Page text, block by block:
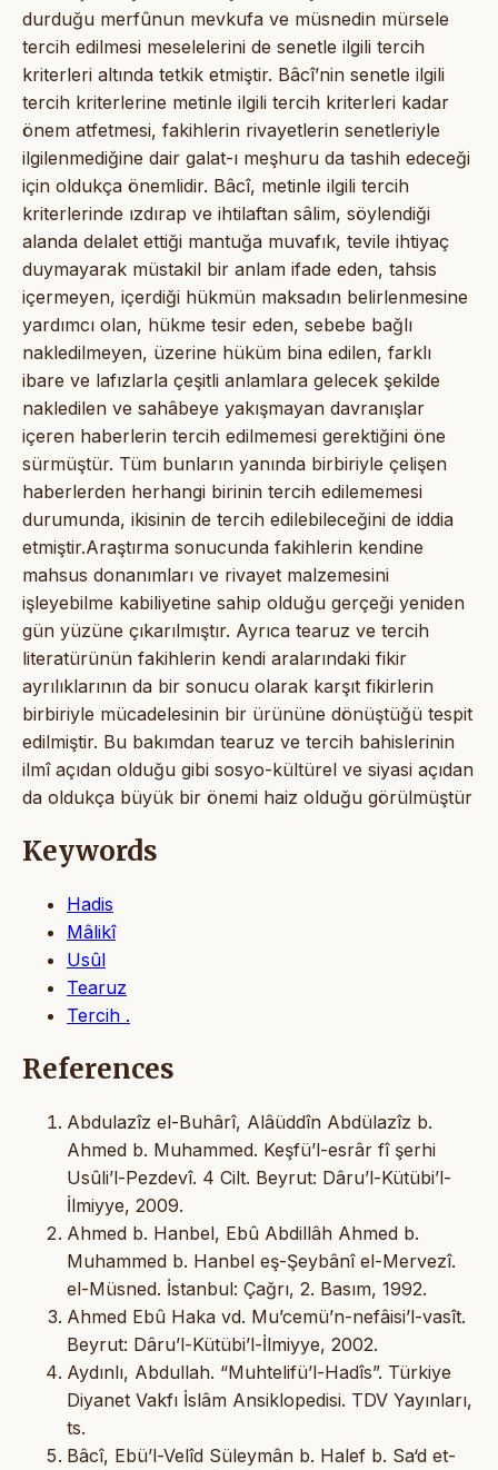
durduğu merfûnun mevkufa ve müsnedin mürsele
tercih edilmesi meselelerini de senetle ilgili tercih
kriterleri altında tetkik etmiştir. Bâcî’nin senetle ilgili
tercih kriterlerine metinle ilgili tercih kriterleri kadar
önem atfetmesi, fakihlerin rivayetlerin senetleriyle
ilgilenmediğine dair galat-ı meşhuru da tashih edeceği
için oldukça önemlidir. Bâcî, metinle ilgili tercih
kriterlerinde ızdırap ve ihtilaftan sâlim, söylendiği
alanda delalet ettiği mantuğa muvafık, tevile ihtiyaç
duymayarak müstakil bir anlam ifade eden, tahsis
içermeyen, içerdiği hükmün maksadın belirlenmesine
yardımcı olan, hükme tesir eden, sebebe bağlı
nakledilmeyen, üzerine hüküm bina edilen, farklı
ibare ve lafızlarla çeşitli anlamlara gelecek şekilde
nakledilen ve sahâbeye yakışmayan davranışlar
içeren haberlerin tercih edilmemesi gerektiğini öne
sürmüştür. Tüm bunların yanında birbiriyle çelişen
haberlerden herhangi birinin tercih edilememesi
durumunda, ikisinin de tercih edilebileceğini de iddia
etmiştir.Araştırma sonucunda fakihlerin kendine
mahsus donanımları ve rivayet malzemesini
işleyebilme kabiliyetine sahip olduğu gerçeği yeniden
gün yüzüne çıkarılmıştır. Ayrıca tearuz ve tercih
literatürünün fakihlerin kendi aralarındaki fikir
ayrılıklarının da bir sonucu olarak karşıt fikirlerin
birbiriyle mücadelesinin bir ürününe dönüştüğü tespit
edilmiştir. Bu bakımdan tearuz ve tercih bahislerinin
ilmî açıdan olduğu gibi sosyo-kültürel ve siyasi açıdan
da oldukça büyük bir önemi haiz olduğu görülmüştür
Keywords
Hadis
Mâlikî
Usûl
Tearuz
Tercih .
References
Abdulazîz el-Buhârî, Alâüddîn Abdülazîz b.
Ahmed b. Muhammed. Keşfü’l-esrâr fî şerhi
Usûli’l-Pezdevî. 4 Cilt. Beyrut: Dâru’l-Kütübi’l-
İlmiyye, 2009.
Ahmed b. Hanbel, Ebû Abdillâh Ahmed b.
Muhammed b. Hanbel eş-Şeybânî el-Mervezî.
el-Müsned. İstanbul: Çağrı, 2. Basım, 1992.
Ahmed Ebû Haka vd. Mu’cemü’n-nefâisi’l-vasît.
Beyrut: Dâru’l-Kütübi’l-İlmiyye, 2002.
Aydınlı, Abdullah. “Muhtelifü’l-Hadîs”. Türkiye
Diyanet Vakfı İslâm Ansiklopedisi. TDV Yayınları,
ts.
Bâcî, Ebü’l-Velîd Süleymân b. Halef b. Sa‘d et-